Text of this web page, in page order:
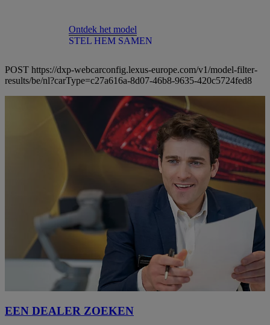
Ontdek het model
STEL HEM SAMEN
POST https://dxp-webcarconfig.lexus-europe.com/v1/model-filter-
results/be/nl?carType=c27a616a-8d07-46b8-9635-420c5724fed8
EEN DEALER ZOEKEN